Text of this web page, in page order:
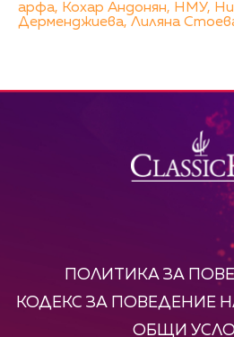
арфа, Кохар Андонян, НМУ,
Дерменджиева, Лиляна
ПОЛИТИКА ЗА
КОДЕКС ЗА ПОВЕДЕНИЕ
ОБЩИ